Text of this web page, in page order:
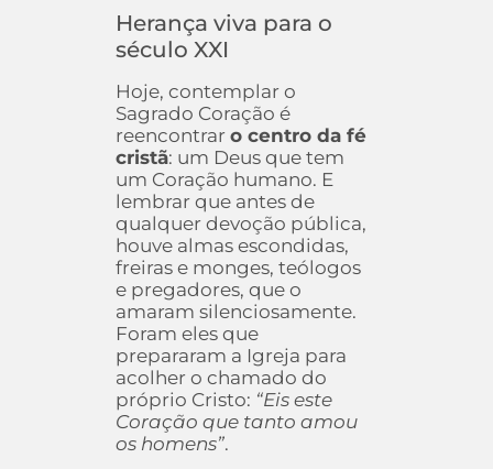
Herança viva para o
século XXI
Hoje, contemplar o
Sagrado Coração é
reencontrar o centro da fé
cristã: um Deus que tem
um Coração humano. E
lembrar que antes de
qualquer devoção pública,
houve almas escondidas,
freiras e monges, teólogos
e pregadores, que o
amaram silenciosamente.
Foram eles que
prepararam a Igreja para
acolher o chamado do
próprio Cristo: “Eis este
Coração que tanto amou
os homens”.